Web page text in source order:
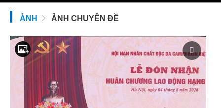
ẢNH ẢNH CHUYÊN ĐỀ